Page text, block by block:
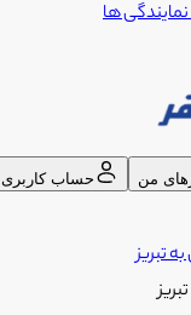
نمایندگی ها
من حساب کاربری
تبریز